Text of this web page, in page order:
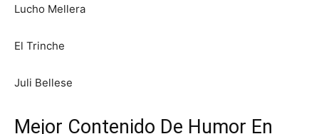
Lucho Mellera
El Trinche
Juli Bellese
Mejor Contenido De Humor En